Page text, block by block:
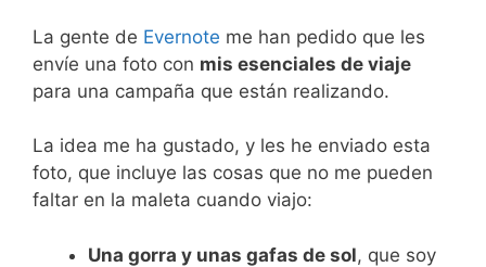
La gente de Evernote me han pedido que les
envíe una foto con mis esenciales de viaje
para una campaña que están realizando.
La idea me ha gustado, y les he enviado esta
foto, que incluye las cosas que no me pueden
faltar en la maleta cuando viajo:
Una gorra y unas gafas de sol, que soy